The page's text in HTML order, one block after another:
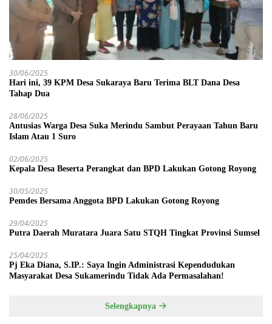
30/06/2025
Hari ini, 39 KPM Desa Sukaraya Baru Terima BLT Dana Desa
Tahap Dua
28/06/2025
Antusias Warga Desa Suka Merindu Sambut Perayaan Tahun Baru
Islam Atau 1 Suro
02/06/2025
Kepala Desa Beserta Perangkat dan BPD Lakukan Gotong Royong
30/05/2025
Pemdes Bersama Anggota BPD Lakukan Gotong Royong
29/04/2025
Putra Daerah Muratara Juara Satu STQH Tingkat Provinsi Sumsel
25/04/2025
Pj Eka Diana, S.IP.: Saya Ingin Administrasi Kependudukan
Masyarakat Desa Sukamerindu Tidak Ada Permasalahan!
Selengkapnya